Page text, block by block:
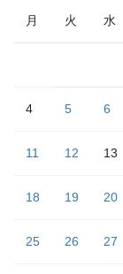
月 火 水
4 5 6
11 12 13
18 19 20
25 26 27